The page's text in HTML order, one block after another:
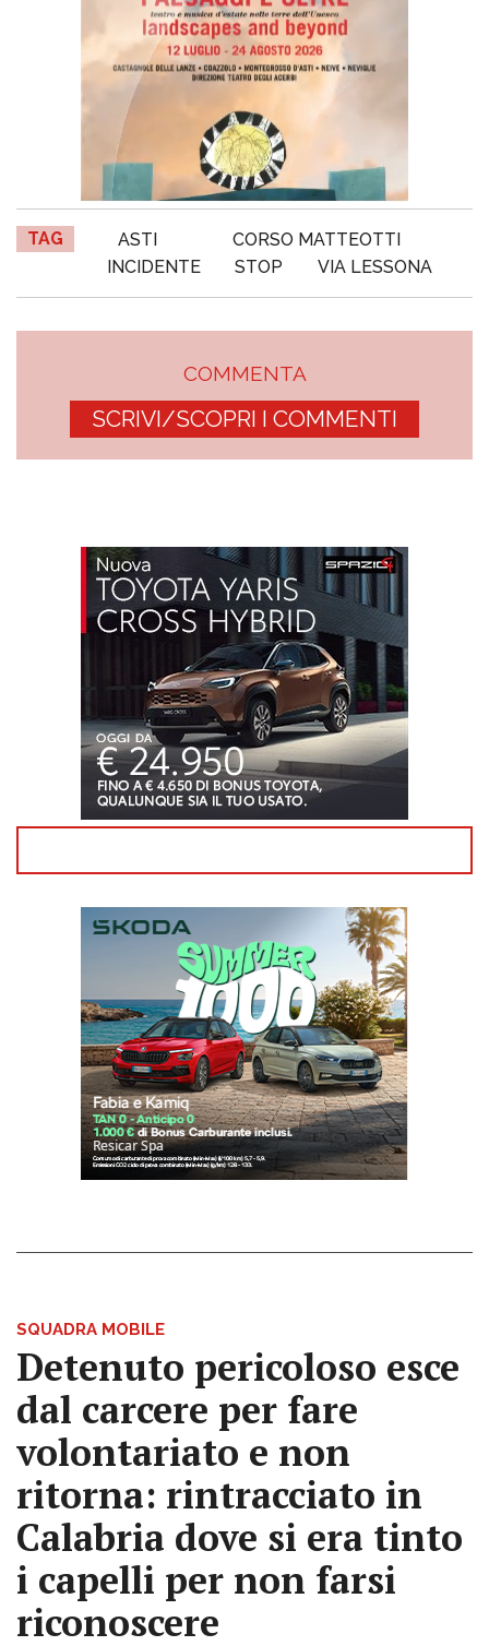
TAG ASTI
CORSO MATTEOTTI
INCIDENTE
STOP VIA LESSONA
COMMENTA
SCRIVI/SCOPRI I COMMENTI
SQUADRA MOBILE
Detenuto pericoloso esce
dal carcere per fare
volontariato e non
ritorna: rintracciato in
Calabria dove si era tinto
i capelli per non farsi
riconoscere